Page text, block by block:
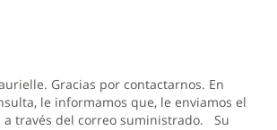
Gracias por contactarnos. En
le informamos que, le enviamos el
a través del correo suministrado. Su